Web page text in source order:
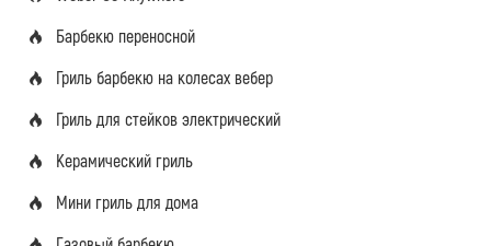
Барбекю переносной
Гриль барбекю на колесах вебер
Гриль для стейков электрический
Керамический гриль
Мини гриль для дома